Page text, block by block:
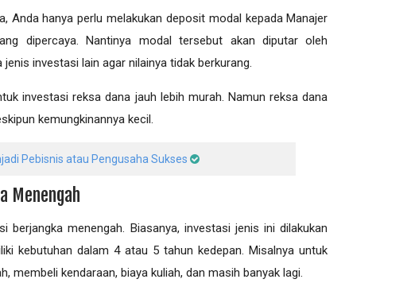
Anda hanya perlu melakukan deposit modal kepada Manajer
dipercaya. Nantinya modal tersebut akan diputar oleh
investasi lain agar nilainya tidak berkurang.
investasi reksa dana jauh lebih murah. Namun reksa dana
kemungkinannya kecil.
Pebisnis atau Pengusaha Sukses
Menengah
berjangka menengah. Biasanya, investasi jenis ini dilakukan
kebutuhan dalam 4 atau 5 tahun kedepan. Misalnya untuk
membeli kendaraan, biaya kuliah, dan masih banyak lagi.